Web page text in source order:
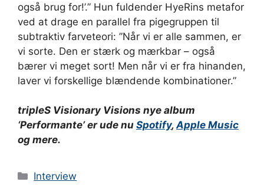
også brug for!’.” Hun fuldender HyeRins metafor
ved at drage en parallel fra pigegruppen til
subtraktiv farveteori: ”Når vi er alle sammen, er
vi sorte. Den er stærk og mærkbar – også
bærer vi meget sort! Men når vi er fra hinanden,
laver vi forskellige blændende kombinationer.”
tripleS Visionary Visions nye album
‘Performante’ er ude nu Spotify,Apple Music
og mere.
Kategorier
Interview